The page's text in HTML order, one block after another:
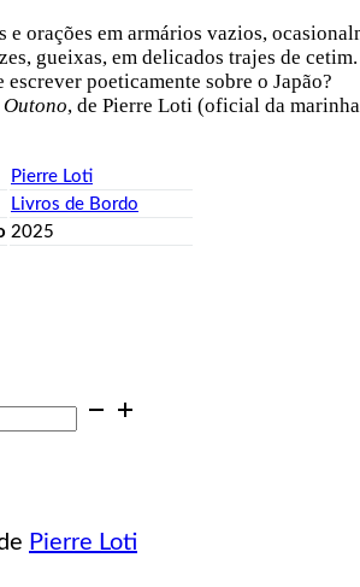
e orações em armários vazios,
gueixas, em delicados trajes de cetim.
escrever poeticamente sobre o Japão?
Outono, de Pierre Loti (oficial da
Pierre Loti
Livros de Bordo
2025
Pierre Loti